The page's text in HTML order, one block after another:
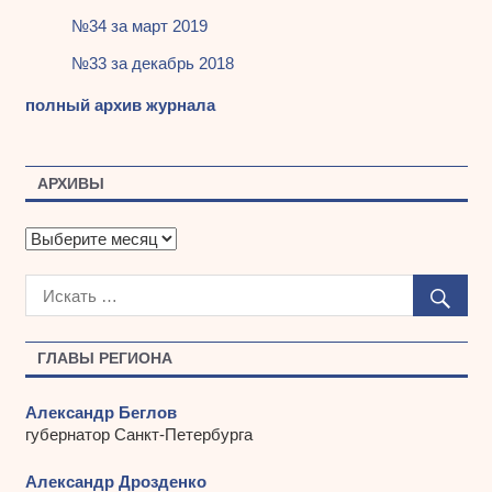
ГЛАВЫ РЕГИОНА
Александр Беглов
губернатор Санкт-Петербурга
Александр Дрозденко
№34 за март 2019
№33 за декабрь 2018
полный архив журнала
АРХИВЫ
А
х
ы